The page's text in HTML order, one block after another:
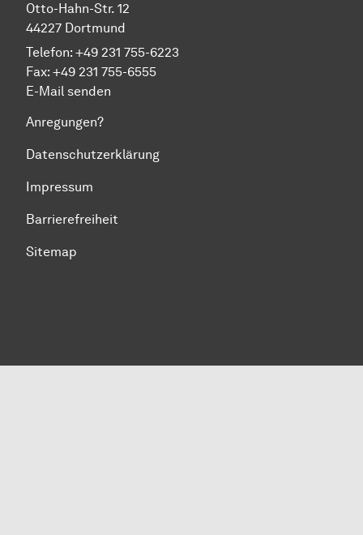
Otto-Hahn-Str. 12
44227 Dortmund
Telefon: +49 231 755-6223
Fax: +49 231 755-6555
E-Mail senden
Anregungen?
Datenschutzerklärung
Impressum
Barrierefreiheit
Sitemap